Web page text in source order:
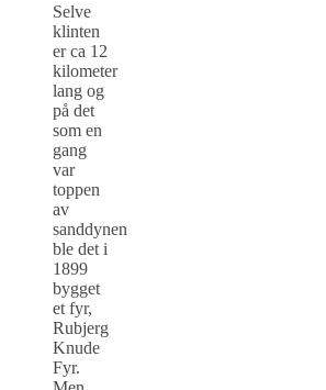
Selve
klinten
er ca 12
kilometer
lang og
på det
som en
gang
var
toppen
av
sanddynen
ble det i
1899
bygget
et fyr,
Rubjerg
Knude
Fyr.